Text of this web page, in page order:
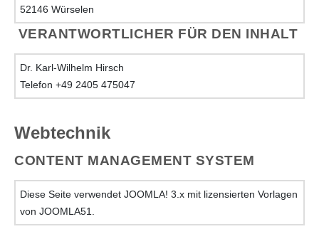
52146 Würselen
VERANTWORTLICHER FÜR DEN INHALT
Dr. Karl-Wilhelm Hirsch
Telefon +49 2405 475047
Webtechnik
CONTENT MANAGEMENT SYSTEM
Diese Seite verwendet JOOMLA! 3.x mit lizensierten Vorlagen
von JOOMLA51.